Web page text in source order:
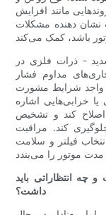
مانند افزایش
دهنده مشکلات
- ذرات فلزی در
مداوم فشار
واجد شرایط مشورت
یا خرابی‌هایی اشاره
اصلاح کند و تشخیص
کند. مراقبت
فیلتر و سلامت
چه انتظاراتی باید
داشت؟